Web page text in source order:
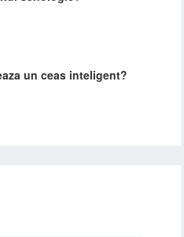
un ceas inteligent?